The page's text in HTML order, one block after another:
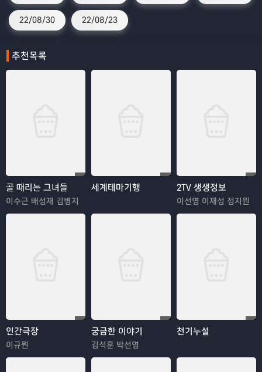
22/08/30 22/08/23
추천목록
골 때리는 그녀들
이수근 배성재 김병지
세계테마기행 2TV 생생정보
이선영 이재성 정지원
인간극장
이규원
궁금한 이야기
김석훈 박선영
천기누설